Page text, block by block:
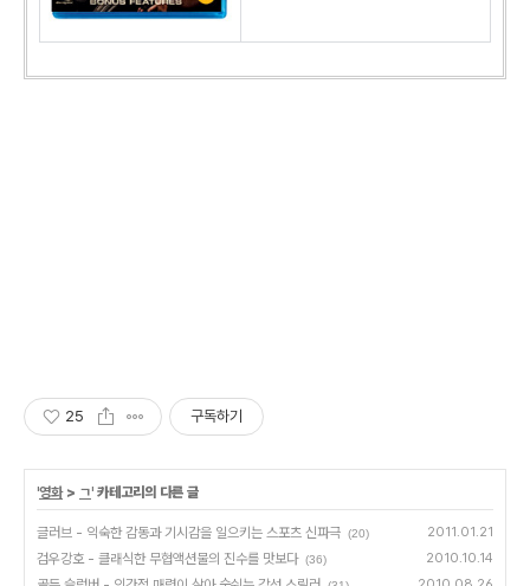
25 구독하기
'영화> ㄱ' 카테고리의 다른 글
글러브 - 익숙한 감동과 기시감을 일으키는 스포츠 신파극 (20) 2011.01.21
검우강호 - 클래식한 무협액션물의 진수를 맛보다 (36) 2010.10.14